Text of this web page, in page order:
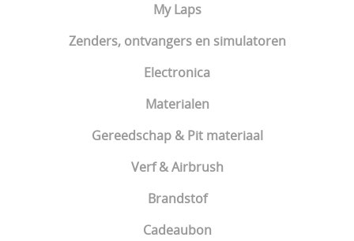
My Laps
Zenders, ontvangers en simulatoren
Electronica
Materialen
Gereedschap & Pit materiaal
Verf & Airbrush
Brandstof
Cadeaubon